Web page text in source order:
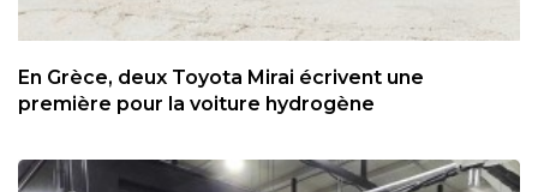
En Grèce, deux Toyota Mirai écrivent une
première pour la voiture hydrogène